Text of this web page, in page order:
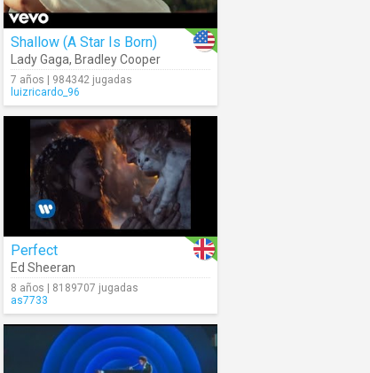
Shallow (A Star Is Born)
Lady Gaga, Bradley Cooper
7 años | 984342 jugadas
luizricardo_96
Perfect
Ed Sheeran
8 años | 8189707 jugadas
as7733